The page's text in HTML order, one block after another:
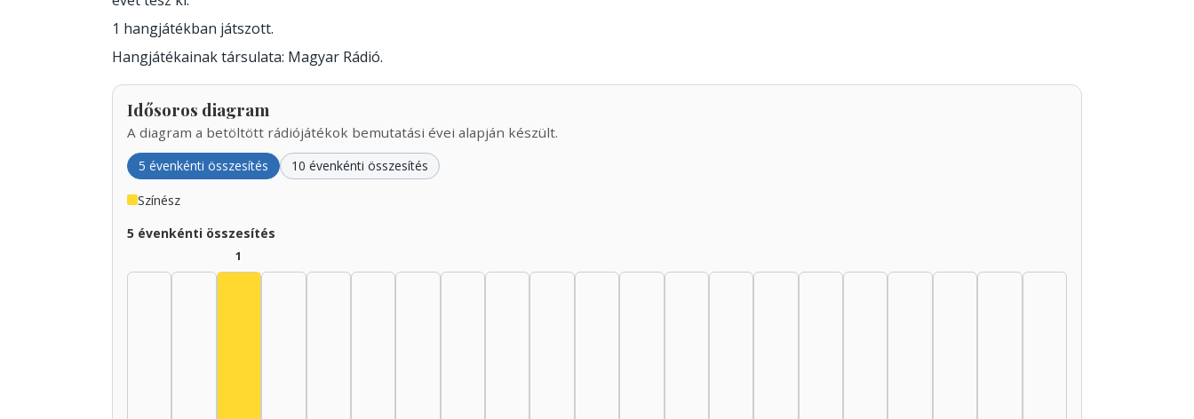
1 hangjátékban játszott.
Hangjátékainak társulata: Magyar Rádió.
Idősoros diagram
A diagram a betöltött rádiójátékok bemutatási évei alapján készült.
5 évenkénti összesítés 10 évenkénti összesítés
Színész
5 évenkénti összesítés
1